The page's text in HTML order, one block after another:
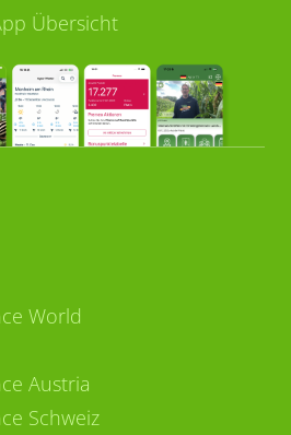
Übersicht
World
Austria
Schweiz